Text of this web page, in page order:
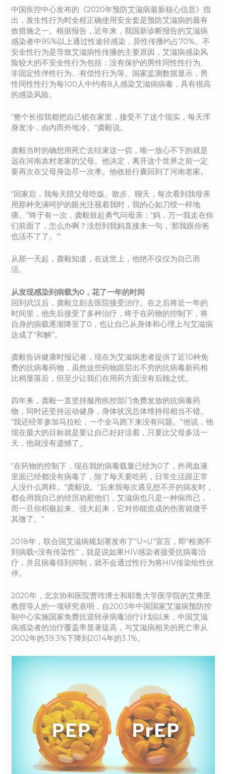
中国疾控中心发布的《2020年预防艾滋病最新核心信息》指
出，发生性行为时全程正确使用安全套是预防艾滋病的最有
效措施之一。根据报告，近年来，我国新诊断报告的艾滋病
感染者中95%以上通过性途径感染，异性传播约占70%。不
安全性行为是导致艾滋病性传播的主要原因，艾滋病感染风
险较大的不安全性行为包括：没有保护的男性同性性行为、
非固定性伴性行为、有偿性行为等。国家监测数据显示，男
性同性性行为每100人中约有8人感染艾滋病病毒，具有很高
的感染风险。
“整个长假我都把自己锁在家里，接受不了这个现实，每天浑
身发冷，由内而外地冷。”龚毅说。
龚毅当时的确想用死亡去结束这一切，唯一放心不下的就是
远在河南农村老家的父母。他决定，离开这个世界之前一定
要再次在父母身边尽一次孝。他收拾行囊回到了河南老家。
“回家后，我每天陪父母吃饭、散步、聊天，每次看到我母亲
用那种充满呵护的眼光注视着我时，我的心如刀绞一样地
痛。”终于有一次，龚毅鼓起勇气问母亲：“妈，万一我走在你
们前面了，怎么办啊？没想到我妈直接来一句，‘那我跟你爸
也活不了了。’”
从那一天起，龚毅知道，在这世上，他绝不仅仅为自己而
活。
从发现感染到病载为0，花了一年的时间
回到武汉后，龚毅立刻去医院接受治疗。在之后将近一年的
时间里，他先后接受了多种治疗，终于在药物的控制下，将
自身的病载逐渐降至了0，也让自己从身体和心理上与艾滋病
达成了“和解”。
龚毅告诉健康时报记者，现在为艾滋病患者提供了近10种免
费的抗病毒药物，虽然这些药物跟层出不穷的抗病毒新药相
比稍显落后，但至少让我们在用药方面没有后顾之忧。
四年来，龚毅一直坚持服用疾控部门免费发放的抗病毒药
物，同时还坚持运动健身，身体状况总体维持得相当不错。
“我还经常参加马拉松，一个全马跑下来没有问题。”他说，他
现在最大的目标就是要让自己好好活着，只要比父母多活一
天，他就没有遗憾了。
“在药物的控制下，现在我的病毒载量已经为0了，外周血液
里面已经都没有病毒了，除了每天要吃药，日常生活跟正常
人没什么两样。”龚毅说。“后来我每次遇见想不开的病友时，
都会用我自己的经历劝慰他们，艾滋病也只是一种病而已，
而一旦你积极起来、强大起来，它对你能造成的伤害就微乎
其微了。”
2018年，联合国艾滋病规划署发布了“U=U”宣言，即“检测不
到病载=没有传染性”，就是说如果HIV感染者接受抗病毒治
疗，并且病毒得到抑制，就不会通过性行为将HIV传染给性伙
伴。
2020年，北京协和医院曹玮博士和耶鲁大学医学院的艾弗里
教授等人的一项研究表明，自2003年中国国家艾滋病预防控
制中心实施国家免费抗逆转录病毒治疗计划以来，中国艾滋
病感染者的治疗覆盖率显著提高，与艾滋病相关的死亡率从
2002年的39.3%下降到2014年的3.1%。